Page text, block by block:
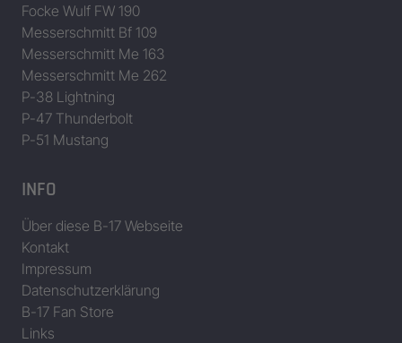
Focke Wulf FW 190
Messerschmitt Bf 109
Messerschmitt Me 163
Messerschmitt Me 262
P-38 Lightning
P-47 Thunderbolt
P-51 Mustang
INFO
Über diese B-17 Webseite
Kontakt
Impressum
Datenschutzerklärung
B-17 Fan Store
Links